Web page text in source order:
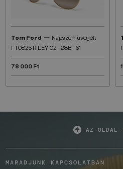
Tom Ford — Napszemüvegek
FT0825 RILEY-02 - 28B - 61
78 000 Ft
AZ OLDAL
MARADJUNK KAPCSOLATBAN